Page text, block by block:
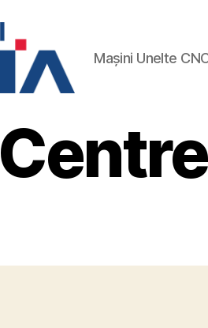
Mașini Unelte